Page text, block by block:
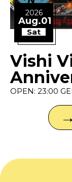
2026
Aug.01
Sat
Vishi
OPEN: 23:00